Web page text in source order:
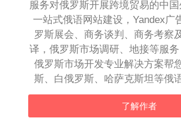
服务对俄罗斯开展跨境贸易的中
一站式俄语网站建设，Yandex广
罗斯展会、商务谈判、商务考察
译，俄罗斯市场调研、地接等服
俄罗斯市场开发专业解决方案帮
斯、白俄罗斯、哈萨克斯坦等俄
了解作者